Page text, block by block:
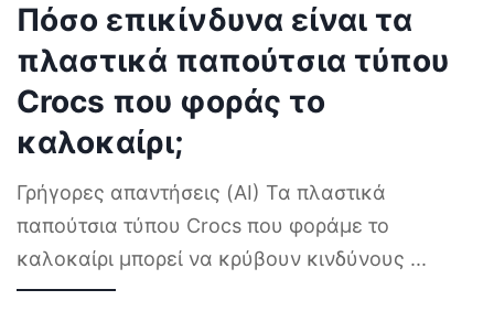
Πόσο επικίνδυνα είναι τα
πλαστικά παπούτσια τύπου
Crocs που φοράς το
καλοκαίρι;
Γρήγορες απαντήσεις (AI) Τα πλαστικά
παπούτσια τύπου Crocs που φοράμε το
καλοκαίρι μπορεί να κρύβουν κινδύνους ...